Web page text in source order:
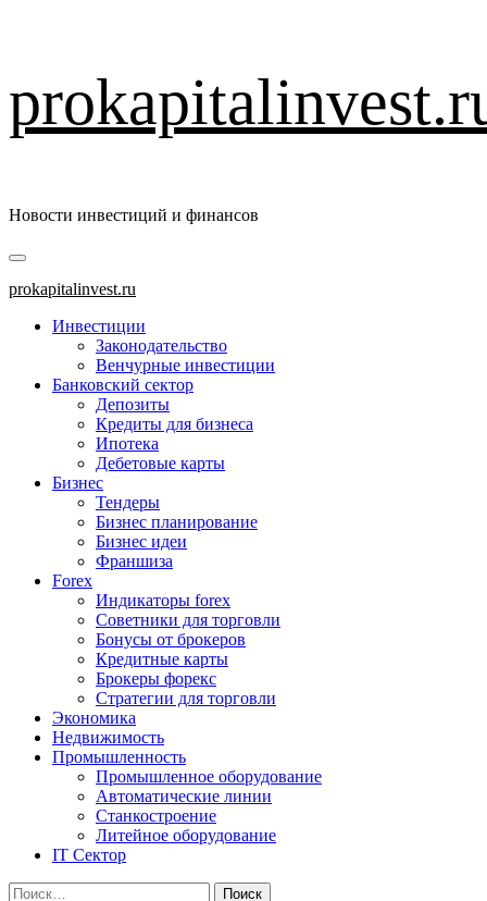
к
содержимому
Новости инвестиций и финансов
Основное
меню
prokapitalinvest.ru
Инвестиции
Законодательство
Венчурные инвестиции
Банковский сектор
Депозиты
Кредиты для бизнеса
Ипотека
Дебетовые карты
Бизнес
Тендеры
Бизнес планирование
Бизнес идеи
Франшиза
Forex
Индикаторы forex
Советники для торговли
Бонусы от брокеров
Кредитные карты
Брокеры форекс
Стратегии для торговли
Экономика
Недвижимость
Промышленность
Промышленное оборудование
Автоматические линии
Станкостроение
Литейное оборудование
IT Сектор
Найти: